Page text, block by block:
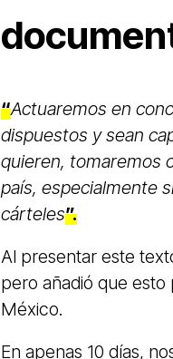
“Actuaremos en
dispuestos y sean
quieren, tomaremos
país, especialmente
cárteles”.
Al presentar este
pero añadió que
México.
En apenas 10 días,